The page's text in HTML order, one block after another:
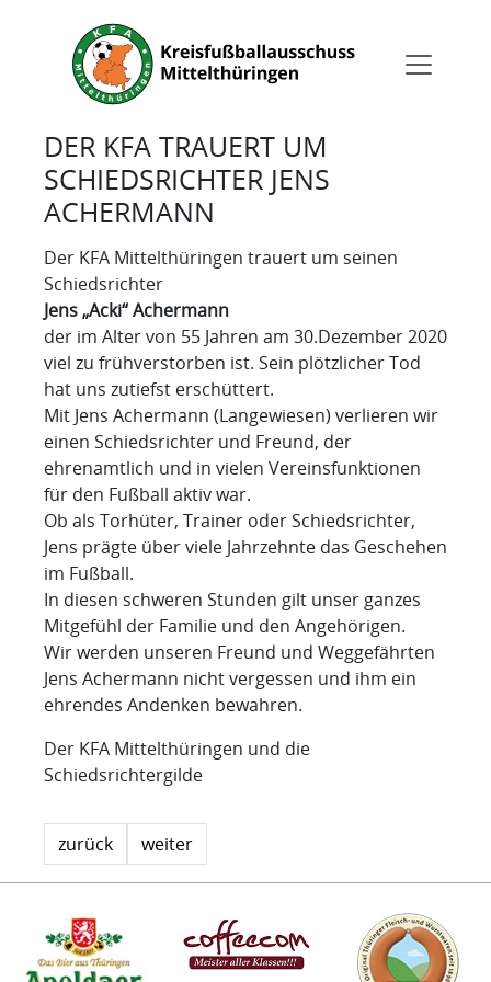
DER KFA TRAUERT UM
SCHIEDSRICHTER JENS
ACHERMANN
Der KFA Mittelthüringen trauert um seinen
Schiedsrichter
Jens „Acki“ Achermann
der im Alter von 55 Jahren am 30.Dezember 2020
viel zu frühverstorben ist. Sein plötzlicher Tod
hat uns zutiefst erschüttert.
Mit Jens Achermann (Langewiesen) verlieren wir
einen Schiedsrichter und Freund, der
ehrenamtlich und in vielen Vereinsfunktionen
für den Fußball aktiv war.
Ob als Torhüter, Trainer oder Schiedsrichter,
Jens prägte über viele Jahrzehnte das Geschehen
im Fußball.
In diesen schweren Stunden gilt unser ganzes
Mitgefühl der Familie und den Angehörigen.
Wir werden unseren Freund und Weggefährten
Jens Achermann nicht vergessen und ihm ein
ehrendes Andenken bewahren.
Der KFA Mittelthüringen und die
Schiedsrichtergilde
zurück weiter